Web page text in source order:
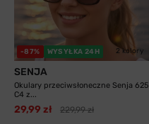
-87% WYSYŁKA 24H 2 kolory
SENJA
Okulary przeciwsłoneczne Senja 625
C4 z...
29,99 zł 229,99 zł